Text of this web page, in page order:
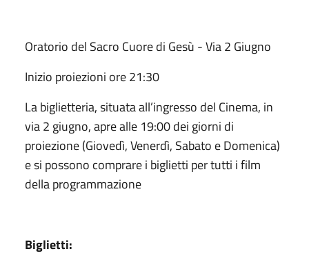
Oratorio del Sacro Cuore di Gesù - Via 2 Giugno
Inizio proiezioni ore 21:30
La biglietteria, situata all’ingresso del Cinema, in
via 2 giugno, apre alle 19:00 dei giorni di
proiezione (Giovedì, Venerdì, Sabato e Domenica)
e si possono comprare i biglietti per tutti i film
della programmazione
Biglietti: